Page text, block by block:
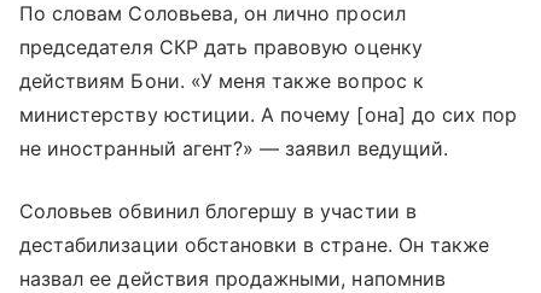
По словам Соловьева, он лично просил
председателя СКР дать правовую оценку
действиям Бони. «У меня также вопрос к
министерству юстиции. А почему [она] до сих пор
не иностранный агент?» — заявил ведущий.
Соловьев обвинил блогершу в участии в
дестабилизации обстановки в стране. Он также
назвал ее действия продажными, напомнив